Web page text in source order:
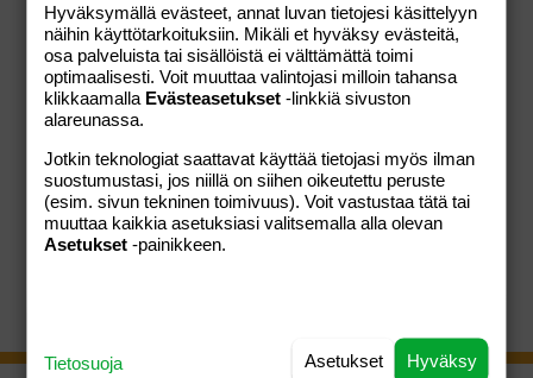
Tällä kauppiaalla ei ole tällä hetkellä tuotteita
myynnissä verkkokaupassamme.
Hyväksymällä evästeet, annat luvan tietojesi käsittelyyn
näihin käyttötarkoituksiin. Mikäli et hyväksy evästeitä,
osa palveluista tai sisällöistä ei välttämättä toimi
optimaalisesti. Voit muuttaa valintojasi milloin tahansa
klikkaamalla Evästeasetukset -linkkiä sivuston
alareunassa.
Jotkin teknologiat saattavat käyttää tietojasi myös ilman
suostumustasi, jos niillä on siihen oikeutettu peruste
(esim. sivun tekninen toimivuus). Voit vastustaa tätä tai
muuttaa kaikkia asetuksiasi valitsemalla alla olevan
Asetukset -painikkeen.
Hyväksy
Asetukset
Tietosuoja